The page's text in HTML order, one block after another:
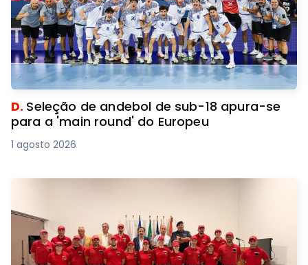
D. Seleção de andebol de sub-18 apura-se
para a 'main round' do Europeu
1 agosto 2026